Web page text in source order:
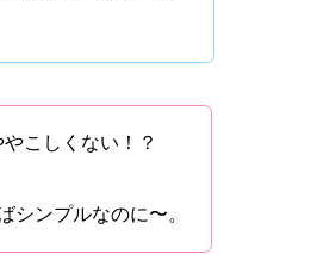
こしくない！？
シンプルなのに〜。